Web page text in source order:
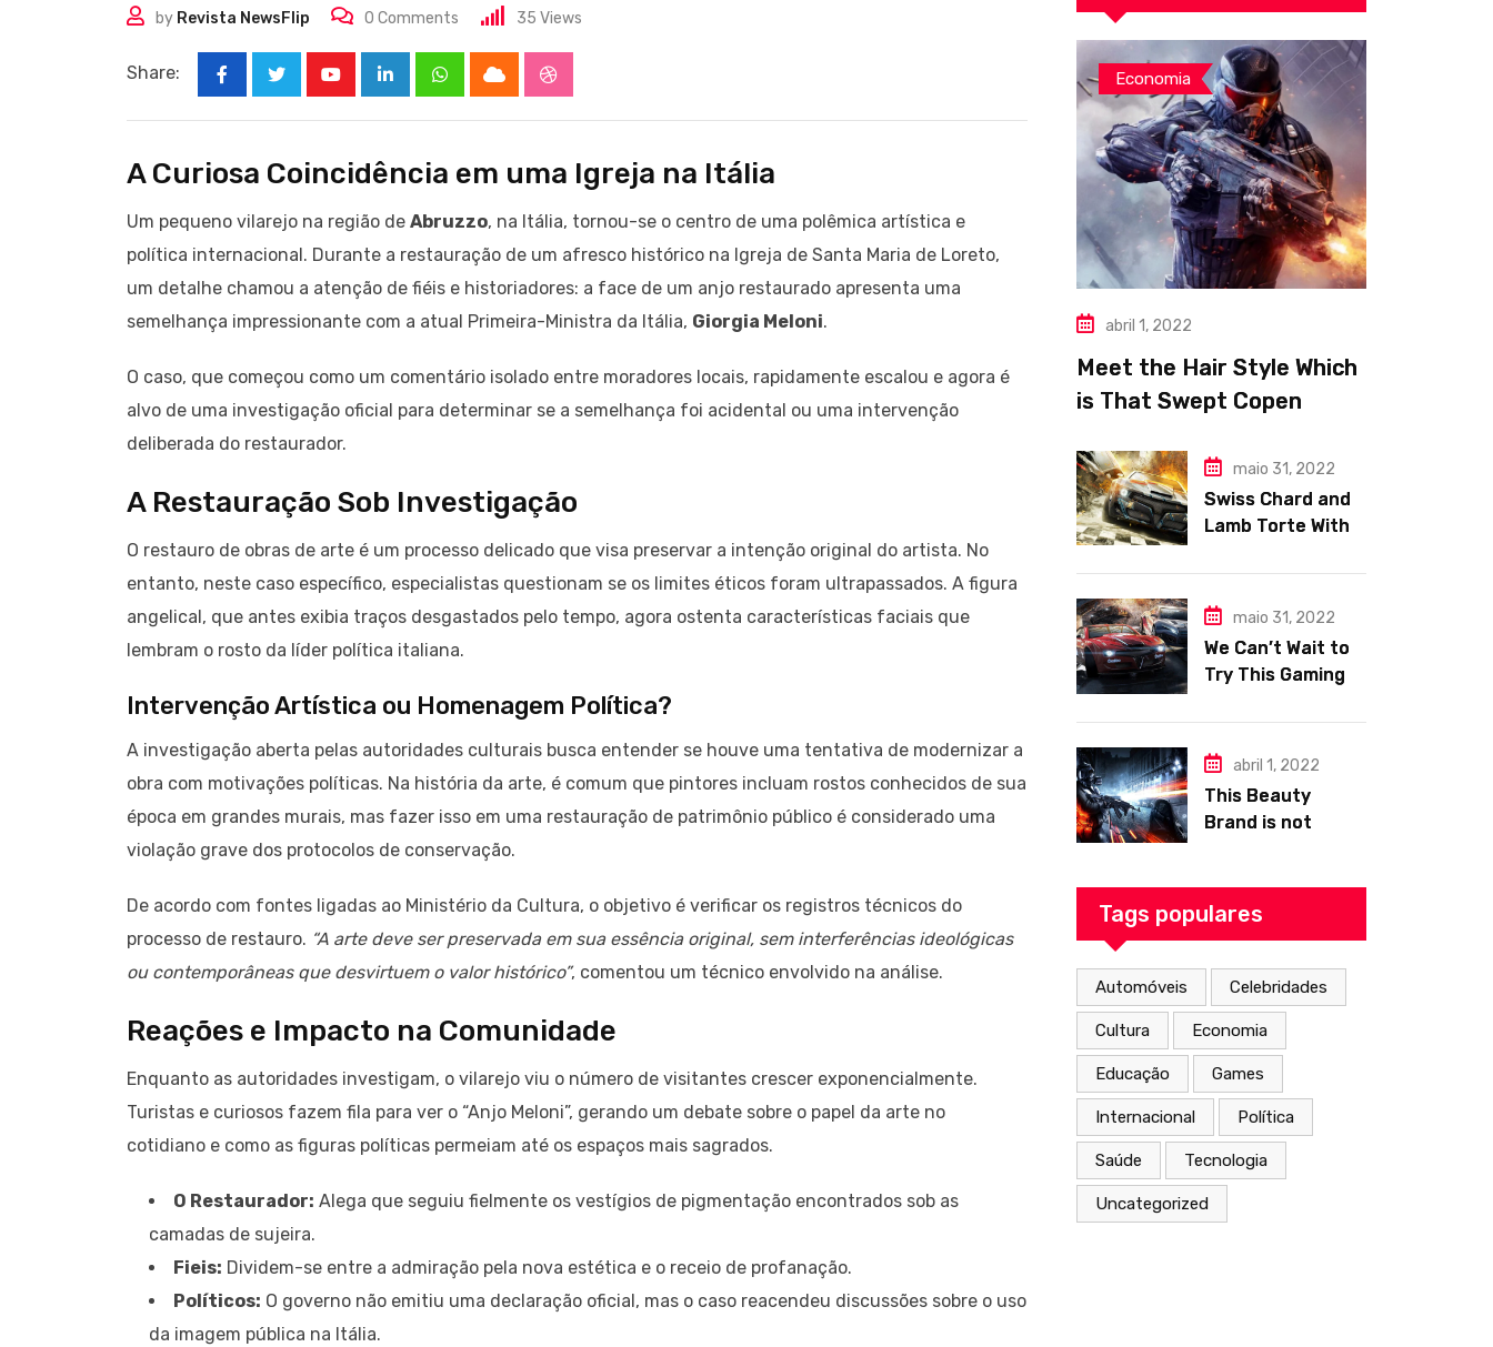
by Revista NewsFlip 0 Comments 35 Views
Share:
LinkedInWhatsappCloud StumbleUpon
A Curiosa Coincidência em uma Igreja na Itália
Um pequeno vilarejo na região de Abruzzo, na Itália, tornou-se o centro de uma polêmica artística e
política internacional. Durante a restauração de um afresco histórico na Igreja de Santa Maria de Loreto,
um detalhe chamou a atenção de fiéis e historiadores: a face de um anjo restaurado apresenta uma
semelhança impressionante com a atual Primeira-Ministra da Itália, Giorgia Meloni.
O caso, que começou como um comentário isolado entre moradores locais, rapidamente escalou e agora é
alvo de uma investigação oficial para determinar se a semelhança foi acidental ou uma intervenção
deliberada do restaurador.
A Restauração Sob Investigação
O restauro de obras de arte é um processo delicado que visa preservar a intenção original do artista. No
entanto, neste caso específico, especialistas questionam se os limites éticos foram ultrapassados. A figura
angelical, que antes exibia traços desgastados pelo tempo, agora ostenta características faciais que
lembram o rosto da líder política italiana.
Intervenção Artística ou Homenagem Política?
A investigação aberta pelas autoridades culturais busca entender se houve uma tentativa de modernizar a
obra com motivações políticas. Na história da arte, é comum que pintores incluam rostos conhecidos de sua
época em grandes murais, mas fazer isso em uma restauração de patrimônio público é considerado uma
violação grave dos protocolos de conservação.
De acordo com fontes ligadas ao Ministério da Cultura, o objetivo é verificar os registros técnicos do
processo de restauro. “A arte deve ser preservada em sua essência original, sem interferências ideológicas
ou contemporâneas que desvirtuem o valor histórico”, comentou um técnico envolvido na análise.
Reações e Impacto na Comunidade
Enquanto as autoridades investigam, o vilarejo viu o número de visitantes crescer exponencialmente.
Turistas e curiosos fazem fila para ver o “Anjo Meloni”, gerando um debate sobre o papel da arte no
cotidiano e como as figuras políticas permeiam até os espaços mais sagrados.
O Restaurador: Alega que seguiu fielmente os vestígios de pigmentação encontrados sob as
camadas de sujeira.
Fieis: Dividem-se entre a admiração pela nova estética e o receio de profanação.
Políticos: O governo não emitiu uma declaração oficial, mas o caso reacendeu discussões sobre o uso
da imagem pública na Itália.
Economia
abril 1, 2022
Meet the Hair Style Which
is That Swept Copen
maio 31, 2022
Swiss Chard and
Lamb Torte With
Pomegranate
Relish
maio 31, 2022
We Can’t Wait to
Try This Gaming
Trends.
abril 1, 2022
This Beauty
Brand is not
Out
Tags populares
Automóveis Celebridades
Cultura Economia
Educação Games
Internacional Política
Saúde Tecnologia
Uncategorized